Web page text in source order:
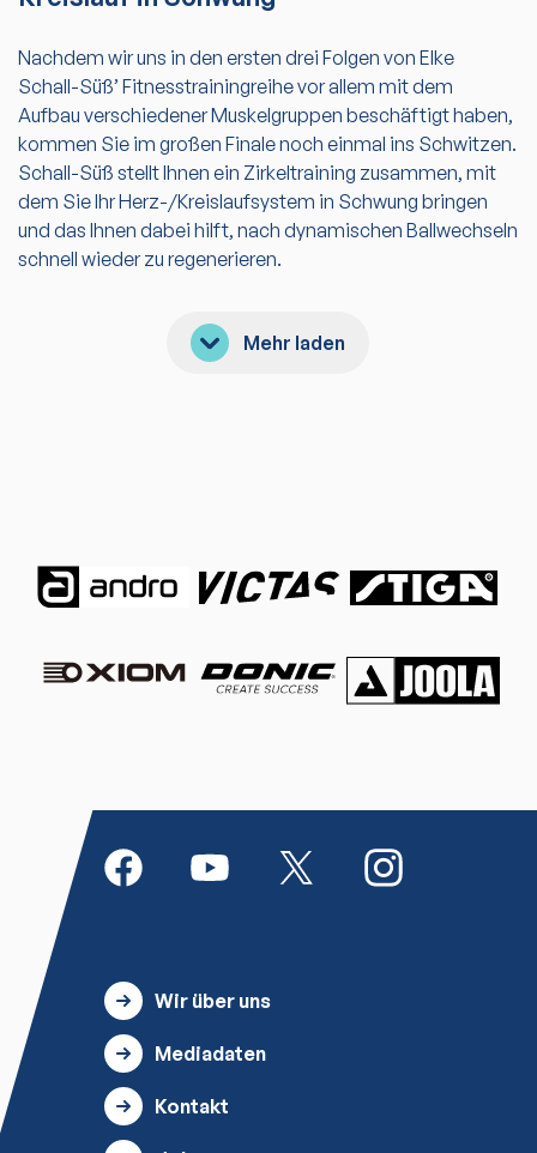
Nachdem wir uns in den ersten drei Folgen von Elke
Schall-Süß’ Fitnesstrainingreihe vor allem mit dem
Aufbau verschiedener Muskelgruppen beschäftigt haben,
kommen Sie im großen Finale noch einmal ins Schwitzen.
Schall-Süß stellt Ihnen ein Zirkeltraining zusammen, mit
dem Sie Ihr Herz-/Kreislaufsystem in Schwung bringen
und das Ihnen dabei hilft, nach dynamischen Ballwechseln
schnell wieder zu regenerieren.
Mehr laden
Wir über uns
Mediadaten
Kontakt